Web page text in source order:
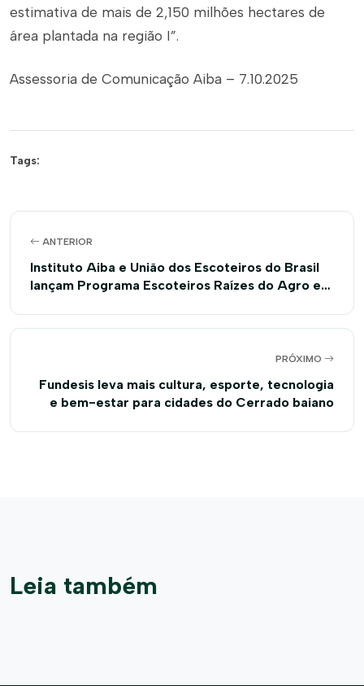
estimativa de mais de 2,150 milhões hectares de
área plantada na região I”.
Assessoria de Comunicação Aiba – 7.10.2025
Tags:
ANTERIOR
Instituto Aiba e União dos Escoteiros do Brasil
lançam Programa Escoteiros Raízes do Agro em
PRÓXIMO
Fundesis leva mais cultura, esporte, tecnologia
e bem-estar para cidades do Cerrado baiano
Leia também